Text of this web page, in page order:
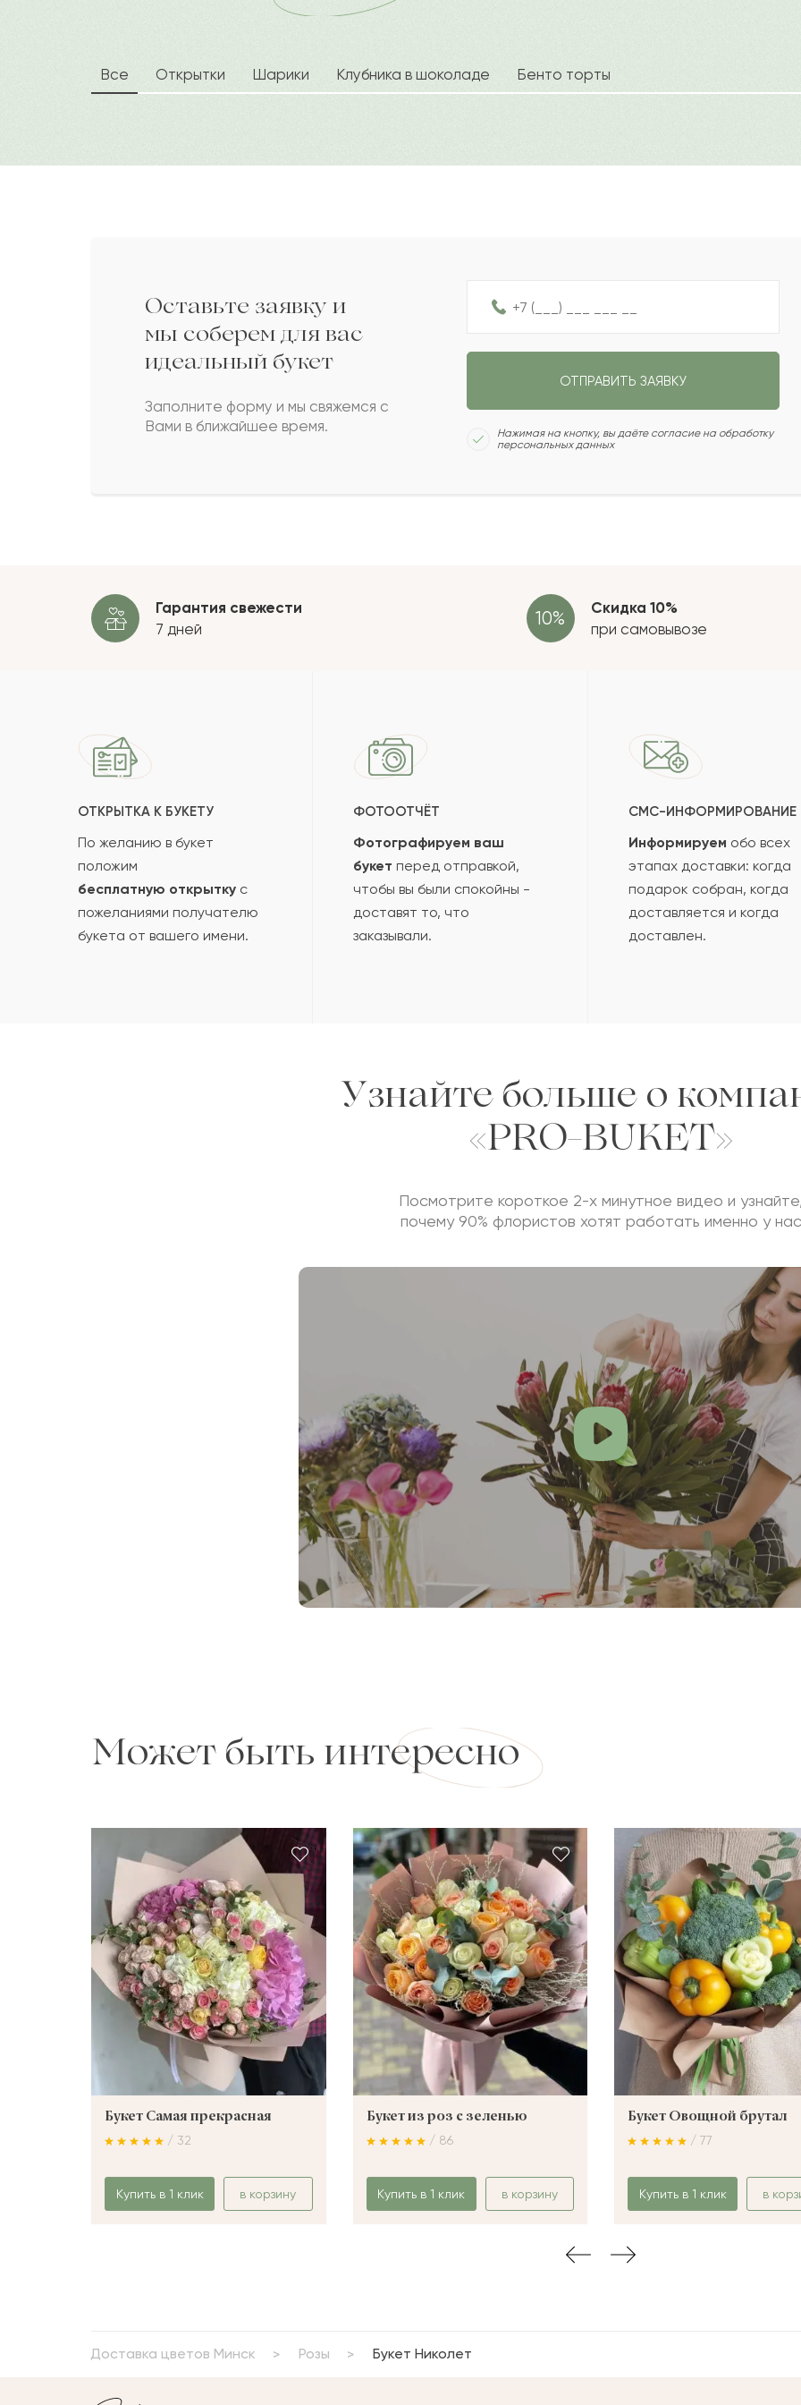
Баянды
2022-05-06
2022-03-21
Все Открытки Шарики Клубника в шоколаде Бенто торты
Оставьте заявку и
мы соберем для вас
идеальный букет
Заполните форму и мы свяжемся с
Вами в ближайшее время.
ОТПРАВИТЬ ЗАЯВКУ
Нажимая на кнопку, вы даёте согласие на обработку
персональных данных
Гарантия свежести
7 дней
Скидка 10%
при самовывозе
ОТКРЫТКА К БУКЕТУ
По желанию в букет
положим
бесплатную открытку с
пожеланиями получателю
букета от вашего имени.
ФОТООТЧЁТ
Фотографируем ваш
букет перед отправкой,
чтобы вы были спокойны -
доставят то, что
заказывали.
СМС-ИНФОРМИРОВАНИЕ
Информируем обо всех
этапах доставки: когда
подарок собран, когда
доставляется и когда
доставлен.
Узнайте больше о
«PRO-BUKET»
Посмотрите короткое 2-х минутное видео и
почему 90% флористов хотят работать именно у нас
Может быть интересно
Букет Самая прекрасная
/ 32
Купить в 1 клик в корзину
Букет из роз с зеленью
/ 86
Купить в 1 клик в корзину
Букет Овощной брутал
/ 77
Купить в 1 клик в
Доставка цветов Минск Розы Букет Николет